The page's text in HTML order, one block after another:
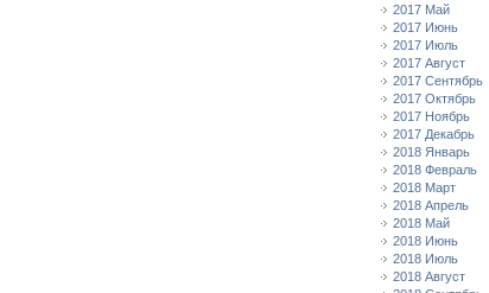
2017 Май
2017 Июнь
2017 Июль
2017 Август
2017 Сентябрь
2017 Октябрь
2017 Ноябрь
2017 Декабрь
2018 Январь
2018 Февраль
2018 Март
2018 Апрель
2018 Май
2018 Июнь
2018 Июль
2018 Август